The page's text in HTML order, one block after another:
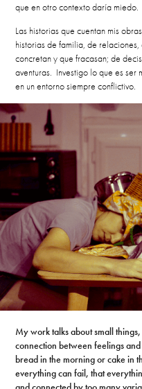
que en otro contexto daría miedo.
Las historias que cuentan mis
historias de familia, de
concretan y que fracasan; de
aventuras. Investigo lo que es ser
en un entorno siempre conflictivo.
Mywork talks about small
connection between feelings
bread in the morning or cake in
everything can fail, that